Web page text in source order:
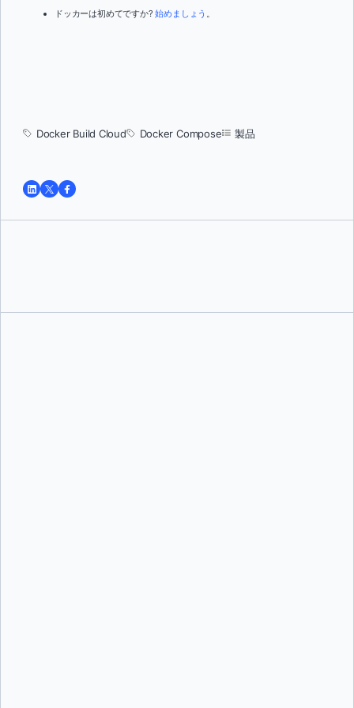
ドッカーは初めてですか?始めましょう 。
Docker Build Cloud Docker Compose 製品